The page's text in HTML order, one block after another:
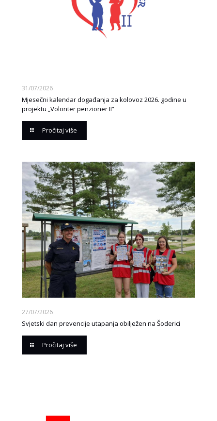
31/07/2026
Mjesečni kalendar događanja za kolovoz 2026. godine u
projektu „Volonter penzioner II“
Pročitaj više
27/07/2026
Svjetski dan prevencije utapanja obilježen na Šoderici
Pročitaj više